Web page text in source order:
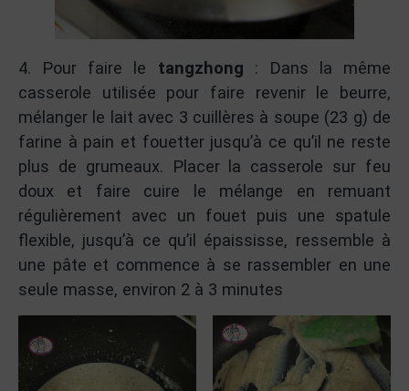
4. Pour faire le tangzhong : Dans la même
casserole utilisée pour faire revenir le beurre,
mélanger le lait avec 3 cuillères à soupe (23 g) de
farine à pain et fouetter jusqu’à ce qu’il ne reste
plus de grumeaux. Placer la casserole sur feu
doux et faire cuire le mélange en remuant
régulièrement avec un fouet puis une spatule
flexible, jusqu’à ce qu’il épaississe, ressemble à
une pâte et commence à se rassembler en une
seule masse, environ 2 à 3 minutes